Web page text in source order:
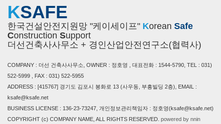
KSAFE
한국건설안전지원망 "케이세이프" Korean Safe
Construction Support
더선건축사사무소 + 경인산업안전연구소(협력사)
COMPANY : 더선 건축사사무소, OWNER : 정호영 , 대표전화 : 1544-5790, TEL : 031)
522-5999 , FAX : 031) 522-5955
ADDRESS : [415767] 경기도 김포시 봉화로 13 (사우동, 부흥빌딩 2층), EMAIL :
ksafe@ksafe.net
BUSINESS LICENSE : 136-23-73247, 개인정보관리책임자 : 정호영(ksafe@ksafe.net)
COPYRIGHT (c) COMPANY NAME, ALL RIGHTS RESERVED. powered by nnin